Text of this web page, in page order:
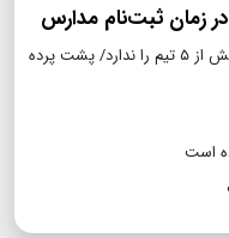
زمان ثبت‌نام مدارس
علی عسگری: لیگ ایران پتانسیل برگزاری بیش از ۵ تیم را ندارد/ پشت پرده